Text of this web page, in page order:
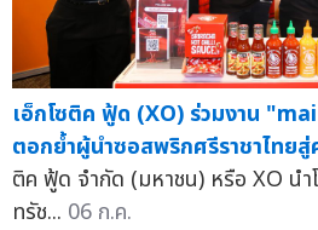
เอ็กโซติค ฟู้ด (XO) ร่วมงาน
ตอกย้ำผู้นำซอสพริกศรีราชาไทยสู่
ติค ฟู้ด จำกัด (มหาชน) หรือ XO น
ทรัช... 06 ก.ค.